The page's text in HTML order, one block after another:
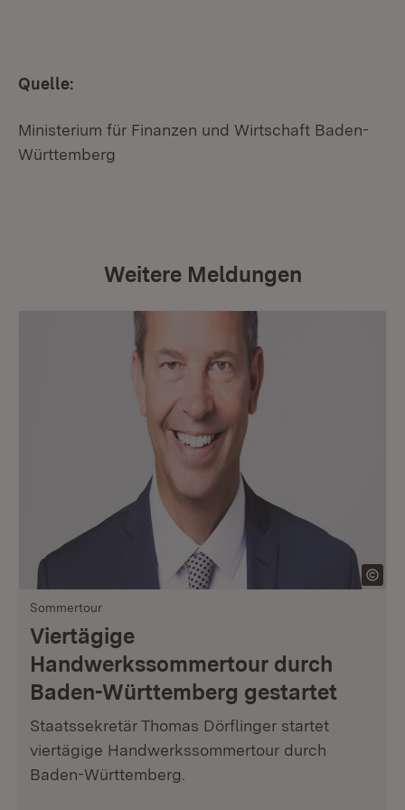
Quelle:
Ministerium für Finanzen und Wirtschaft Baden-
Württemberg
Weitere Meldungen
Sommertour
Viertägige
Handwerkssommertour durch
Baden-Württemberg gestartet
Staatssekretär Thomas Dörflinger startet
viertägige Handwerkssommertour durch
Baden-Württemberg.